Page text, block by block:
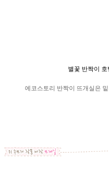
별꽃 반짝이
에코스토리 반짝이 뜨개실은